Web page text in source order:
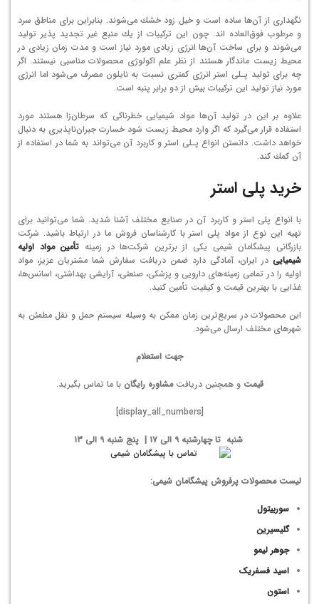
نگهداری از آن‌ها ساده است و خیل زود خشك می‌شوند. بنابراین برای مناطق سرد
و مرطوب فوق‌العاده اند. چون این تركیبات از یك منبع غیر تجدید پذیر تولید
می‌شوند و برای ساخت آن‌ها انرژی زیادی مورد نیاز است و مدت زمان زیادی در
محیط زیست ماندگار هستند از نظر علم اكولوژی محصولات مناسبی نیستند. اگر
چه برای تولید پـلی استر انرژی كمتری نسبت به نایلون مصرف می‌شود اما انرژی
مورد نیاز تولید این تركیبات بیش از دو برابر پنبه است.
علاوه بر این در تولید آن‌ها مواد شیمیایی خطرناكی كه سرطان‌زا هستند مورد
استفاده قرار می‌گیرد كه اگر وارد محیط زیست شود خسارت جبران‌ناپذیری به دنبال
خواهد داشت. دانستن انواع پـلی استر و كاربرد آن می‌تواند به شما در استفاده از
آن كمك كند.
خرید پلی استر
با انواع پلی استر و كاربرد آن در صنایع مختلف آشنا شدید. شما می‌توانید برای
تهیه این نوع از مواد پلی استر با کارشناسان فروش ما در ارتباط باشید. شرکت
بازرگانی پیشگامان شیمی یکی از برترین شرکت‌ها در زمینه تأمین مواد اولیه
شیمیایی در ایران، آمادگی دارد ضمن دریافت سفارش‌ شما مشتریان عزیز، مواد
اولیه را در تمامی زمینه‌های دارویی و پزشکی، صنعتی، آرایشی بهداشتی، اسانس‌ها،
غذایی با بهترین قیمت و کیفیت تأمین کنید.
این محصولات در سریع‌ترین زمان ممکن به وسیله سیستم حمل و نقل مطمئن به
شهرهای مختلف ارسال می‌شود.
جهت استعلام
قیمتو همچنین دریافتمشاوره رایگان با ما تماس بگیرید.
[display_all_numbers]
شنبه تا چهارشنبه ۹ الی ۱۷ | پنج شنبه ۹ الی ۱۳
لیست محصولات پرفروش پیشگامان شیمی:
سوربیتول
گلیسیرین
جوهر لیمو
اسید فسفریک
استون